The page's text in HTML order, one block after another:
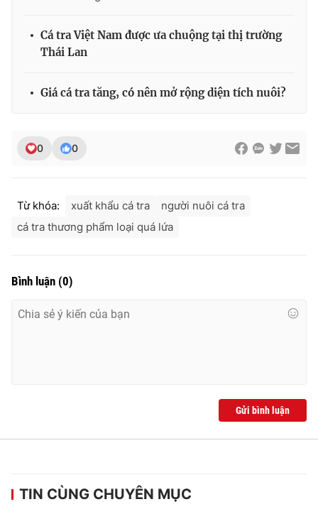
Cơ quan báo chí:
Thời báo VTV
cấp ngày 29/12/2023
Nguyễn Trọng Ninh
Cá tra Việt Nam được ưa chuộng tại thị trường
Thái Lan
Giá cá tra tăng, có nên mở rộng diện tích nuôi?
0 0
Từ khóa: xuất khẩu cá tra
người nuôi cá tra
cá tra thương phẩm loại quá lứa
Bình luận (0)
Gửi bình luận
TIN CÙNG CHUYÊN MỤC